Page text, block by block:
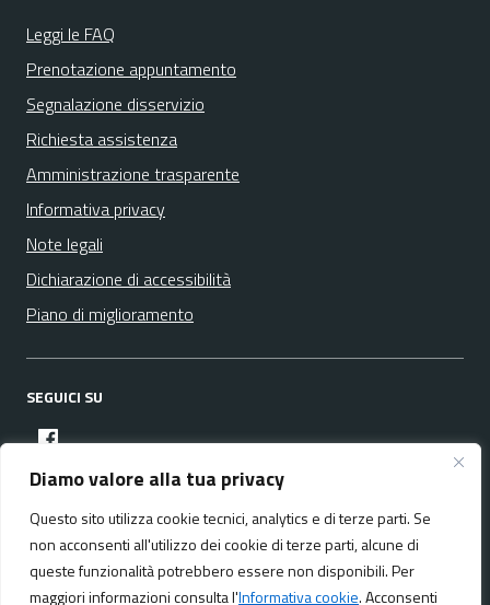
Diamo valore alla tua privacy
Questo sito utilizza cookie tecnici, analytics e di terze parti. Se
non acconsenti all'utilizzo dei cookie di terze parti, alcune di
queste funzionalità potrebbero essere non disponibili. Per
maggiori informazioni consulta l'Informativa cookie. Acconsenti
Leggi le FAQ
Prenotazione appuntamento
Segnalazione disservizio
Richiesta assistenza
Amministrazione trasparente
Informativa privacy
Note legali
Dichiarazione di accessibilità
Piano di miglioramento
SEGUICI SU
facebook
Media policy Mappa del sito